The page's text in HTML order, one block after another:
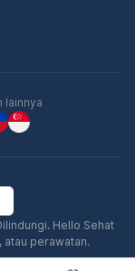
lainnya
Hello Sehat
perawatan.